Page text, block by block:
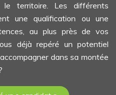
le territoire. Les différents
une qualification ou une
au plus près de vos
déjà repéré un potentiel
dans sa montée